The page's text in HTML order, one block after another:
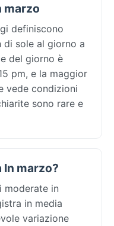
marzo
definiscono
di sole al giorno a
del giorno è
pm, e la maggior
vede condizioni
sono rare e
In marzo?
moderate in
in media
variazione